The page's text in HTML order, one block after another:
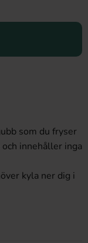
som du fryser
innehåller inga
kyla ner dig i